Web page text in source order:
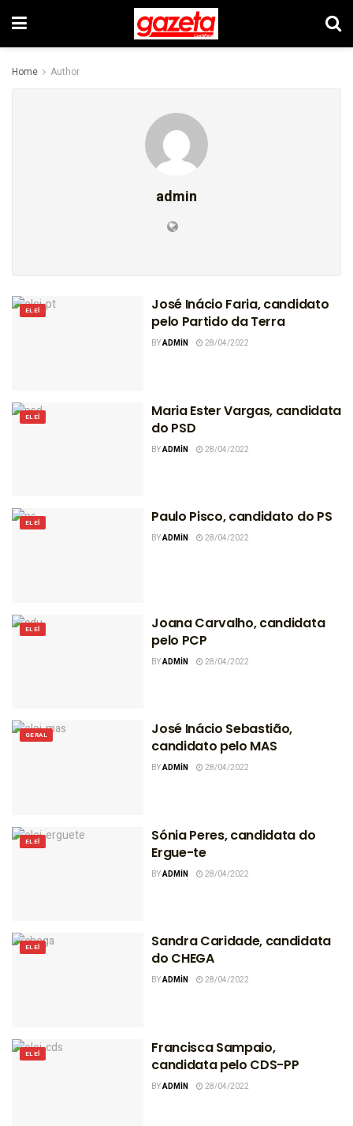
Home Author
admin
ELEI
José Inácio Faria, candidato
pelo Partido da Terra
BYADMIN 28/04/2022
ELEI
Maria Ester Vargas, candidata
do PSD
BYADMIN 28/04/2022
ELEI Paulo Pisco, candidato do PS
BYADMIN 28/04/2022
ELEI
Joana Carvalho, candidata
pelo PCP
BYADMIN 28/04/2022
GERAL
José Inácio Sebastião,
candidato pelo MAS
BYADMIN 28/04/2022
ELEI
Sónia Peres, candidata do
Ergue-te
BYADMIN 28/04/2022
ELEI
Sandra Caridade, candidata
do CHEGA
BYADMIN 28/04/2022
ELEI
Francisca Sampaio,
candidata pelo CDS-PP
BYADMIN 28/04/2022